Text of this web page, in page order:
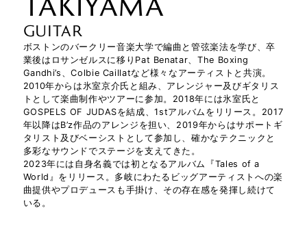
TAK MATSUMOT
O
JACK BLADES
ERIC MARTIN
GUITAR
ボストンのバークリー音楽大学で編曲と管弦楽法を学び、卒
業後はロサンゼルスに移りPat Benatar、The Boxing
Gandhi’s、Colbie Caillatなど様々なアーティストと共演。
2010年からは氷室京介氏と組み、アレンジャー及びギタリス
トとして楽曲制作やツアーに参加。2018年には氷室氏と
GOSPELS OF JUDASを結成、1stアルバムをリリース。2017
年以降はB’z作品のアレンジを担い、2019年からはサポートギ
タリスト及びベーシストとして参加し、確かなテクニックと
多彩なサウンドでステージを支えてきた。
2023年には自身名義では初となるアルバム『Tales of a
World』をリリース。多岐にわたるビッグアーティストへの楽
曲提供やプロデュースも手掛け、その存在感を発揮し続けて
いる。